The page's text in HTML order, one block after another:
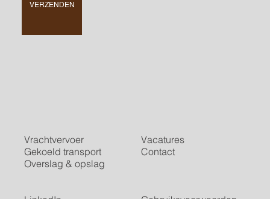
VERZENDEN
Vrachtvervoer
Gekoeld transport
Overslag & opslag
Vacatures
Contact